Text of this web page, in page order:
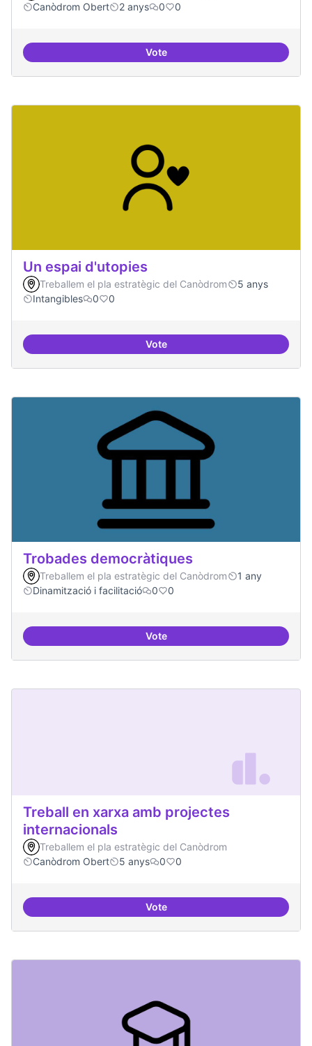
Canòdrom Obert
2 anys 0 0
VoteVideojocs alternatius
Un espai d'utopies
Treballem el pla estratègic del Canòdrom
5 anys
Intangibles
0 0
VoteUn espai d'utopies
Trobades democràtiques
Treballem el pla estratègic del Canòdrom
1 any
Dinamització i facilitació
0 0
VoteTrobades democràtiques
Treball en xarxa amb projectes
internacionals
Treballem el pla estratègic del Canòdrom
Canòdrom Obert
5 anys 0 0
VoteTreball en xarxa amb projectes